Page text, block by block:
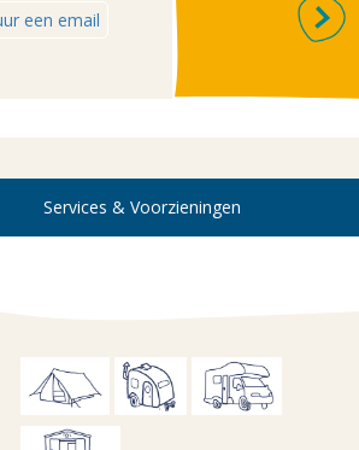
een email
Services & Voorzieningen